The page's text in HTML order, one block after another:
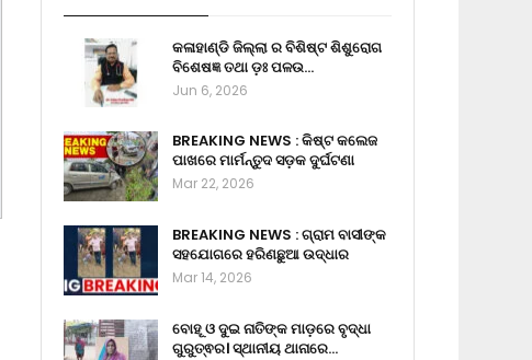
କଳାହାଣ୍ଡି ଜିଲ୍ଲା ର ବିଶିଷ୍ଟ ଶିଶୁରୋଗ
ବିଶେଷଜ୍ଞ ତଥା ଡ଼ଃ ପଳଉ…
Jun 6, 2026
BREAKING NEWS : କିଷ୍ଟ କଲେଜ
ପାଖରେ ମାର୍ମନ୍ତୁଦ ସଡ଼କ ଦୁର୍ଘଟଣା
Mar 22, 2026
BREAKING NEWS : ଗ୍ରାମ ବାସୀଙ୍କ
ସହଯୋଗରେ ହରିଣଛୁଆ ଉଦ୍ଧାର
Mar 14, 2026
ବୋହୂ ଓ ଦୁଇ ନାତିଙ୍କ ମାଡ଼ରେ ବୃଦ୍ଧା
ଗୁରୁତ୍ଵର। ସ୍ଥାନୀୟ ଥାନାରେ…